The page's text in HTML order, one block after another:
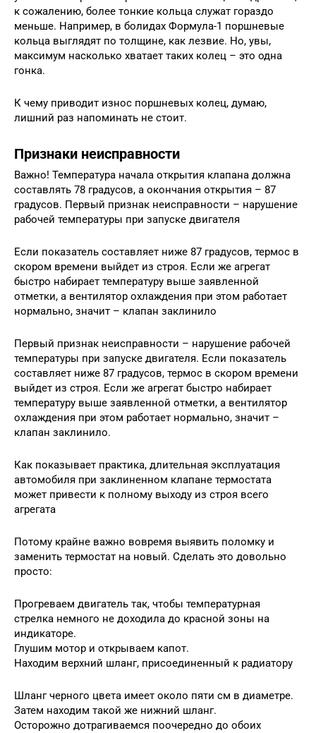
к сожалению, более тонкие кольца служат гораздо
меньше. Например, в болидах Формула-1 поршневые
кольца выглядят по толщине, как лезвие. Но, увы,
максимум насколько хватает таких колец – это одна
гонка.
К чему приводит износ поршневых колец, думаю,
лишний раз напоминать не стоит.
Признаки неисправности
Важно! Температура начала открытия клапана должна
составлять 78 градусов, а окончания открытия – 87
градусов. Первый признак неисправности – нарушение
рабочей температуры при запуске двигателя
Если показатель составляет ниже 87 градусов, термос в
скором времени выйдет из строя. Если же агрегат
быстро набирает температуру выше заявленной
отметки, а вентилятор охлаждения при этом работает
нормально, значит – клапан заклинило
Первый признак неисправности – нарушение рабочей
температуры при запуске двигателя. Если показатель
составляет ниже 87 градусов, термос в скором времени
выйдет из строя. Если же агрегат быстро набирает
температуру выше заявленной отметки, а вентилятор
охлаждения при этом работает нормально, значит –
клапан заклинило.
Как показывает практика, длительная эксплуатация
автомобиля при заклиненном клапане термостата
может привести к полному выходу из строя всего
агрегата
Потому крайне важно вовремя выявить поломку и
заменить термостат на новый. Сделать это довольно
просто:
Прогреваем двигатель так, чтобы температурная
стрелка немного не доходила до красной зоны на
индикаторе.
Глушим мотор и открываем капот.
Находим верхний шланг, присоединенный к радиатору
Шланг черного цвета имеет около пяти см в диаметре.
Затем находим такой же нижний шланг.
Осторожно дотрагиваемся поочередно до обоих